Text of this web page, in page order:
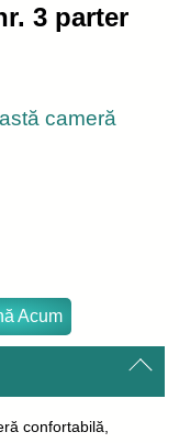
3 parter
cameră
Acum
confortabilă,